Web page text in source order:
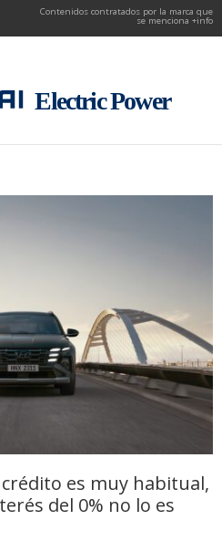
Contenidos contratados por la marca que
se menciona +info
es muy habitual,
del 0% no lo es